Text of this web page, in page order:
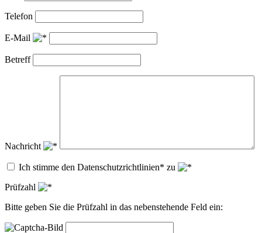
Telefon
E-Mail
Betreff
Nachricht
Ich stimme den Datenschutzrichtlinien* zu
Prüfzahl
Bitte geben Sie die Prüfzahl in das nebenstehende Feld ein: